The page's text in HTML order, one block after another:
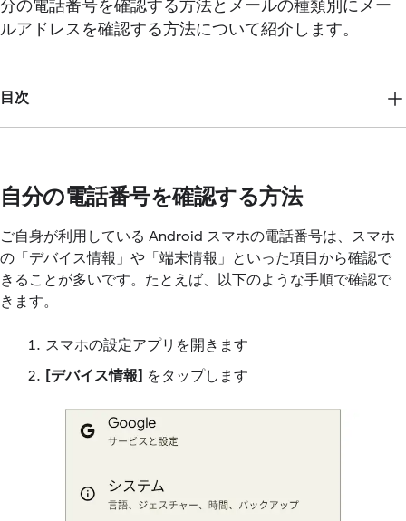
分の電話番号を確認する方法とメールの種類別にメー
ルアドレスを確認する方法について紹介します。
目次
自分の電話番号を確認する方法
ご自身が利用している Android スマホの電話番号は、スマホ
の「デバイス情報」や「端末情報」といった項目から確認で
きることが多いです。たとえば、以下のような手順で確認で
きます。
スマホの設定アプリを開きます
[デバイス情報] をタップします